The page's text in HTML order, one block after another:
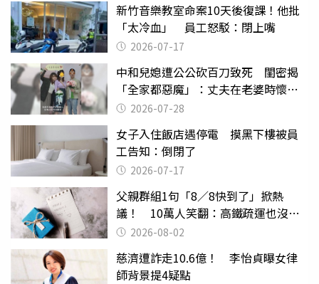
新竹音樂教室命案10天後復課！他批
「太冷血」 員工怒駁：閉上嘴
2026-07-17
中和兒媳遭公公砍百刀致死 閨密揭
「全家都惡魔」：丈夫在老婆時懷孕
摔東西
2026-07-28
女子入住飯店遇停電 摸黑下樓被員
工告知：倒閉了
2026-07-17
父親群組1句「8／8快到了」掀熱
議！ 10萬人笑翻：高鐵疏運也沒列
父親節
2026-08-02
慈濟遭詐走10.6億！ 李怡貞曝女律
師背景提4疑點